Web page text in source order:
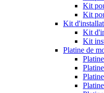
Kit
Kit
Kit
Kit
Kit
Platine de